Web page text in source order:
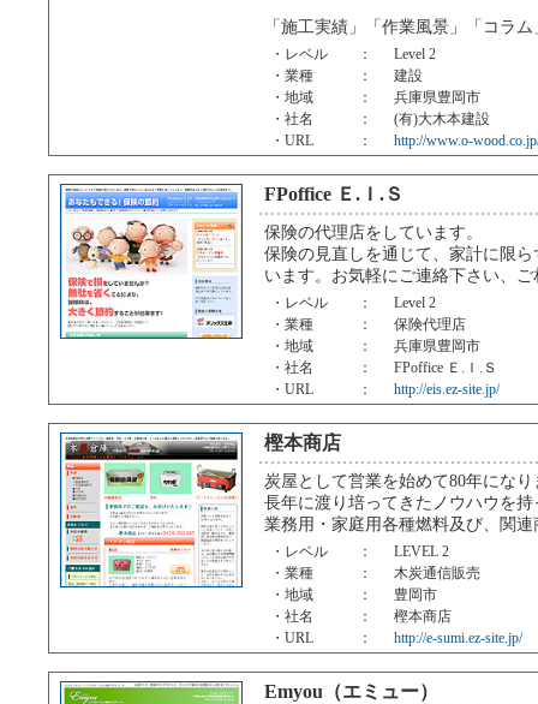
「施工実績」「作業風景」「コラ
・レベル ：
Level 2
・業種
：
建設
・地域
：
兵庫県豊岡市
・社名
：
(有)大木本建設
・URL
： http://www.o-
FPoffice Ｅ.Ｉ.Ｓ
保険の代理店をしています。
保険の見直しを通じて、家計に限
います。お気軽にご連絡下さい、
・レベル ：
Level 2
・業種
：
保険代理店
・地域
：
兵庫県豊岡市
・社名
：
FPoffice Ｅ.Ｉ.Ｓ
・URL
： http://eis.ez-site.jp/
樫本商店
炭屋として営業を始めて80年になり
長年に渡り培ってきたノウハウを
業務用・家庭用各種燃料及び、関
・レベル ：
LEVEL 2
・業種
：
木炭通信販売
・地域
：
豊岡市
・社名
：
樫本商店
・URL
： http://e-sumi.ez-site.jp/
Emyou（エミュー）